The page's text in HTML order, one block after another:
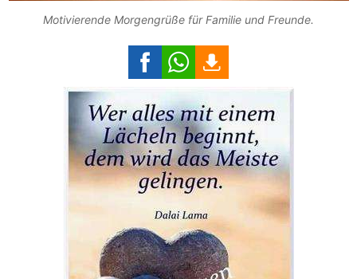
Motivierende Morgengrüße für Familie und Freunde.